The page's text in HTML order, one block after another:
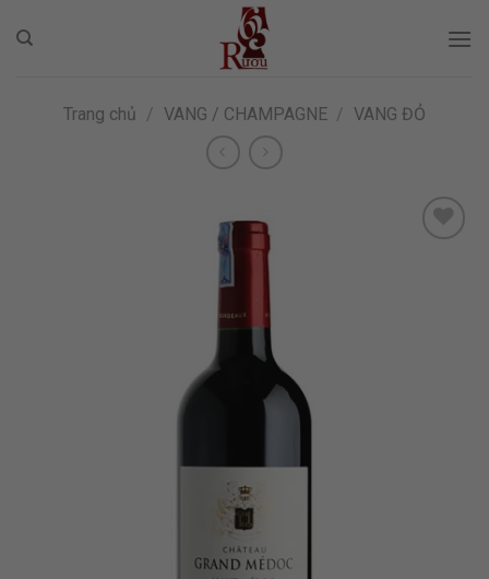
Trang chủ / VANG / CHAMPAGNE / VANG ĐỎ